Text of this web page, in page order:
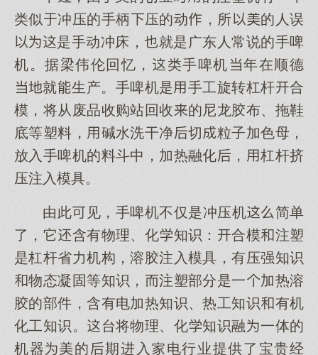
类似冲压的手柄压的动，所的人误
是手动冲床，就是广东人常说的手啤
机。据梁伟伦回忆，类手啤机年在顺德
就生产。手啤机是手工旋转杠杆合
模，将从废品收购站回收的尼龙胶布、拖鞋
底等塑料，碱水洗干净切粒子加色母，
放入手啤机的料斗中，加热融化，杠杆挤
压注入模具。
由此见，手啤机不仅是冲压机简单
了，它含有物理、化知识：合模注塑
是杠杆省力机构，溶胶注入模具，有压强知识
物态凝固等知识，注塑部分是一加热溶
胶的部件，含有电加热知识、热工知识有机
化工知识。台将物理、化知识融一体的
机器的期进入电行业提供了宝贵经